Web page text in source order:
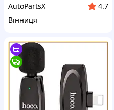
AutoPartsX
4.7
Вінниця